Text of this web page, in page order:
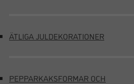
ÄTLIGA JULDEKORATIONER
PEPPARKAKSFORMAR OCH